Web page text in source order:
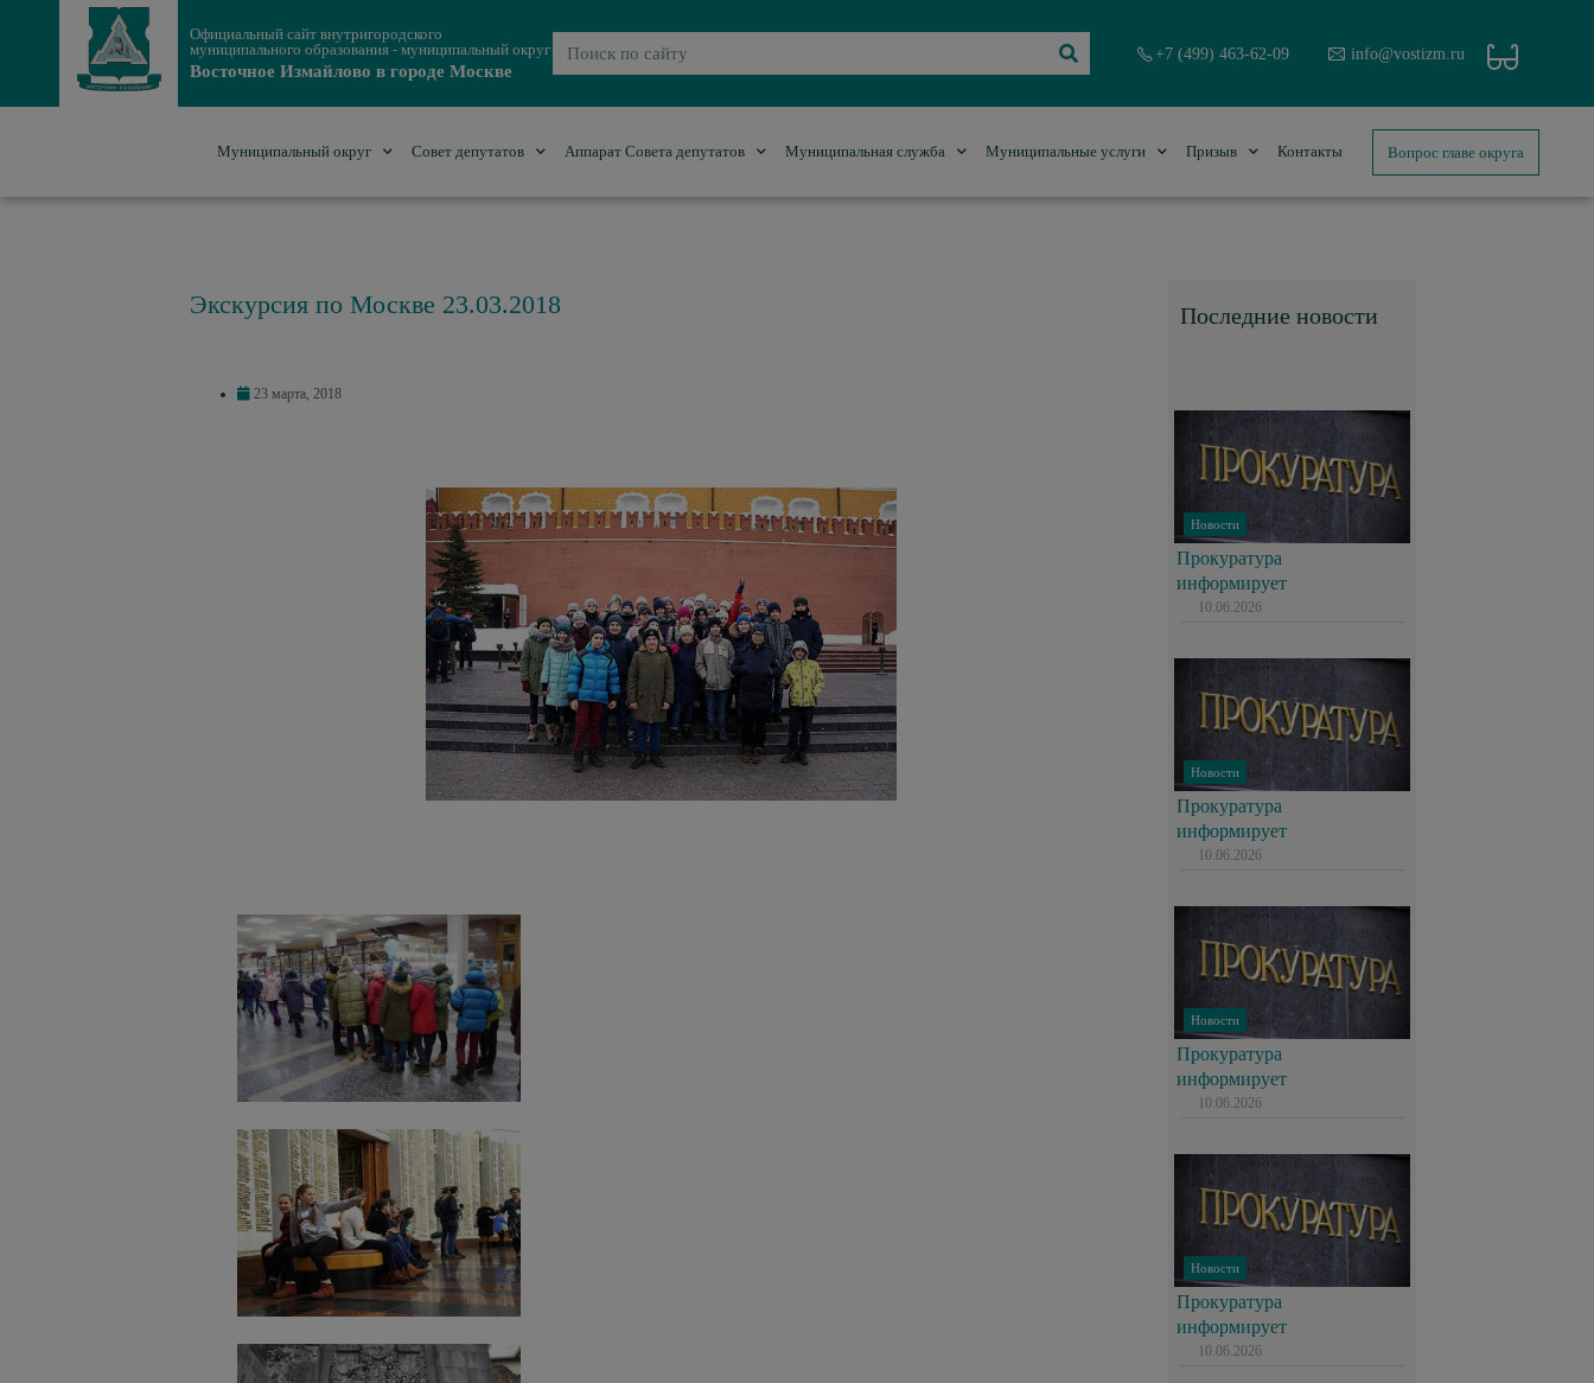
Официальный сайт внутригородского
муниципального образования - муниципальный округ
Восточное Измайлово в городе Москве
+7 (499) 463-62-09 info@vostizm.ru
Муниципальный округ Совет депутатов Аппарат Совета депутатов Муниципальная служба Муниципальные услуги Призыв Контакты Вопрос главе округа
Экскурсия по Москве 23.03.2018
23 марта, 2018
Последние новости
Новости
Прокуратура
информирует
10.06.2026
Новости
Прокуратура
информирует
10.06.2026
Новости
Прокуратура
информирует
10.06.2026
Новости
Прокуратура
информирует
10.06.2026